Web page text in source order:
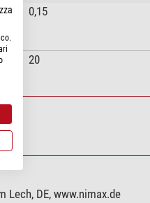
0,15
20
Lech, DE, www.nimax.de